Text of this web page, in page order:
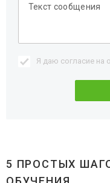
Я даю согласие на
5 ПРОСТЫХ